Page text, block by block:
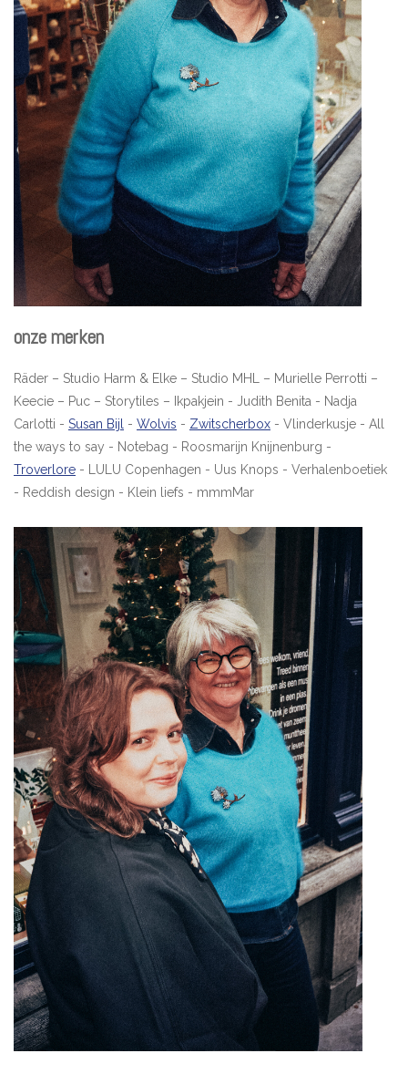
onze merken
Räder – Studio Harm & Elke – Studio MHL – Murielle Perrotti –
Keecie – Puc – Storytiles – Ikpakjein - Judith Benita - Nadja
Carlotti - Susan Bijl - Wolvis - Zwitscherbox - Vlinderkusje - All
the ways to say - Notebag - Roosmarijn Knijnenburg -
Troverlore - LULU Copenhagen - Uus Knops - Verhalenboetiek
- Reddish design - Klein liefs - mmmMar